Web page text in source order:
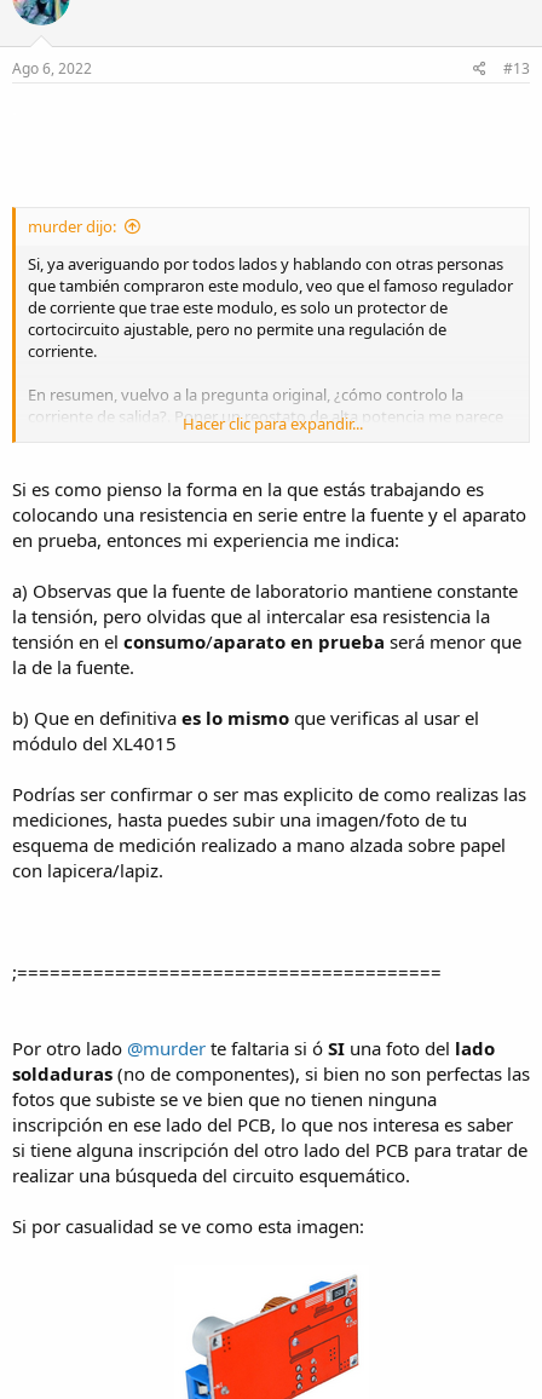
i
o
n
s
Ago 6, 2022 #13
murder dijo:
Si, ya averiguando por todos lados y hablando con otras personas
que también compraron este modulo, veo que el famoso regulador
de corriente que trae este modulo, es solo un protector de
cortocircuito ajustable, pero no permite una regulación de
corriente.
En resumen, vuelvo a la pregunta original, ¿cómo controlo la
corriente de salida?. Poner un reostato de alta potencia me parece
arcaico. Aunque de momento estoy trabajando con algo mas
vez que tengo que probar algo.
¿Algún circuito electrónico sencillo que sea como un reostato hasta
unos 3A?
Hacer clic para expandir...
Si es como pienso la forma en la que estás trabajando es
colocando una resistencia en serie entre la fuente y el aparato
en prueba, entonces mi experiencia me indica:
a) Observas que la fuente de laboratorio mantiene constante
la tensión, pero olvidas que al intercalar esa resistencia la
tensión en el consumo/aparato en prueba será menor que
la de la fuente.
b) Que en definitiva es lo mismo que verificas al usar el
módulo del XL4015
Podrías ser confirmar o ser mas explicito de como realizas las
mediciones, hasta puedes subir una imagen/foto de tu
esquema de medición realizado a mano alzada sobre papel
con lapicera/lapiz.
;=======================================
Por otro lado @murder te faltaria si ó SI una foto del lado
soldaduras (no de componentes), si bien no son perfectas las
fotos que subiste se ve bien que no tienen ninguna
inscripción en ese lado del PCB, lo que nos interesa es saber
si tiene alguna inscripción del otro lado del PCB para tratar de
realizar una búsqueda del circuito esquemático.
Si por casualidad se ve como esta imagen: